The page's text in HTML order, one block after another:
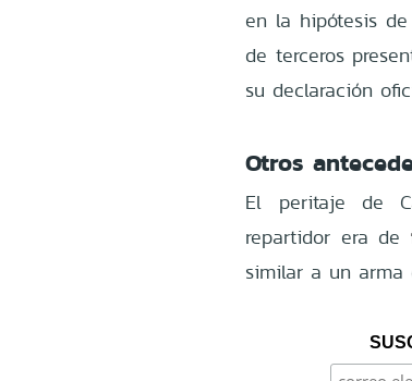
en la hipótesis
de terceros
su declaración
Otros
El peritaje de
repartidor era de
similar a un arma